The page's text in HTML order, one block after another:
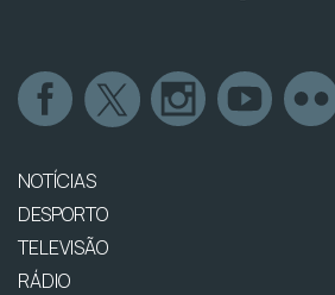
NOTÍCIAS
DESPORTO
TELEVISÃO
RÁDIO